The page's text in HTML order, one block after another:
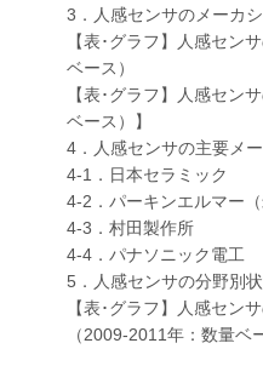
3．人感センサのメーカ
【表･グラフ】人感セン
ベース）
【表･グラフ】人感セン
ベース）】
4．人感センサの主要メ
4-1．日本セラミック
4-2．パーキンエルマー（
4-3．村田製作所
4-4．パナソニック電工
5．人感センサの分野別
【表･グラフ】人感セン
（2009-2011年：数量ベ